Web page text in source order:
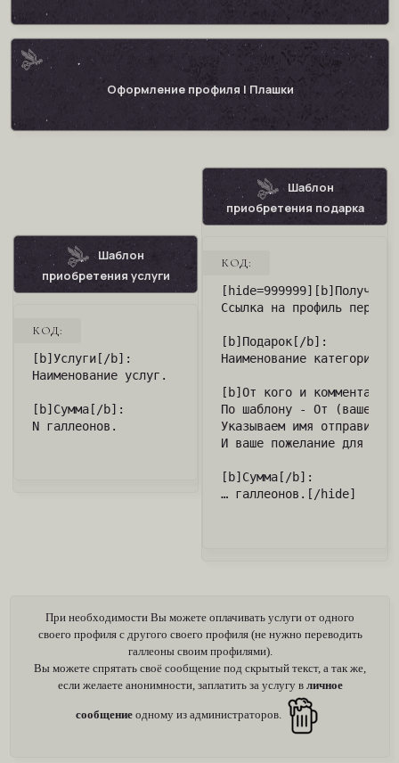
Оформление профиля | Плашки
Шаблон
приобретения услуги
КОД:
[b]Услуги[/b]:
Наименование услуг.
[b]Сумма[/b]:
N галлеонов.
Шаблон
приобретения подарка
КОД:
Ссылка на профиль
[b]Подарок[/b]:
Наименование категории,
[b]От кого и
По шаблону - От (ваше
Указываем имя
И ваше пожелание для
[b]Сумма[/b]:
… галлеонов.[/hide]
При необходимости Вы можете оплачивать услуги от одного
своего профиля с другого своего профиля (не нужно переводить
галлеоны своим профилями).
Вы можете спрятать своё сообщение под скрытый текст, а так же,
если желаете анонимности, заплатить за услугу в личное
сообщение одному из администраторов.